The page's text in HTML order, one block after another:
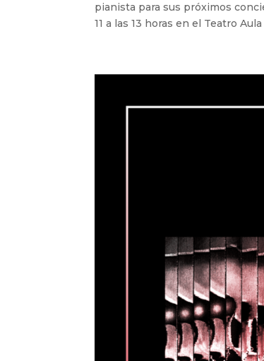
pianista para sus próximos
11 a las 13 horas en el Teatro